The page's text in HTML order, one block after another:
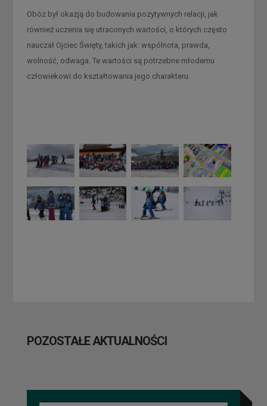
Obóz był okazją do budowania pozytywnych relacji, jak
również uczenia się utraconych wartości, o których często
nauczał Ojciec Święty, takich jak: wspólnota, prawda,
wolność, odwaga. Te wartości są potrzebne młodemu
człowiekowi do kształtowania jego charakteru.
POZOSTAŁE AKTUALNOŚCI